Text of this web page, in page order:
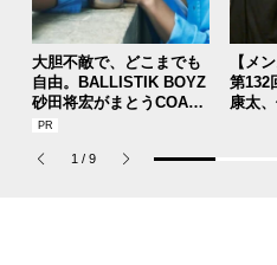
大胆不敵で、どこまでも
自由。BALLISTIK BOYZ
砂田将宏がまとうCOACH
の新作フレグランス「コ
パルファム」
【メ
第132
康太
1 / 9